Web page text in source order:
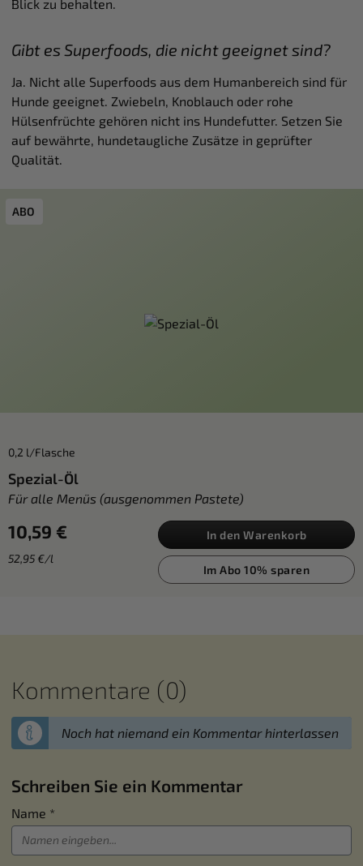
Blick zu behalten.
Gibt es Superfoods, die nicht geeignet sind?
Ja. Nicht alle Superfoods aus dem Humanbereich sind für
Hunde geeignet. Zwiebeln, Knoblauch oder rohe
Hülsenfrüchte gehören nicht ins Hundefutter. Setzen Sie
auf bewährte, hundetaugliche Zusätze in geprüfter
Qualität.
ABO
0,2 l/Flasche
Spezial-Öl
Für alle Menüs (ausgenommen Pastete)
10,59 €
52,95 €/l
In den Warenkorb
Im Abo 10% sparen
Kommentare (0)
Noch hat niemand ein Kommentar hinterlassen
Schreiben Sie ein Kommentar
Name *